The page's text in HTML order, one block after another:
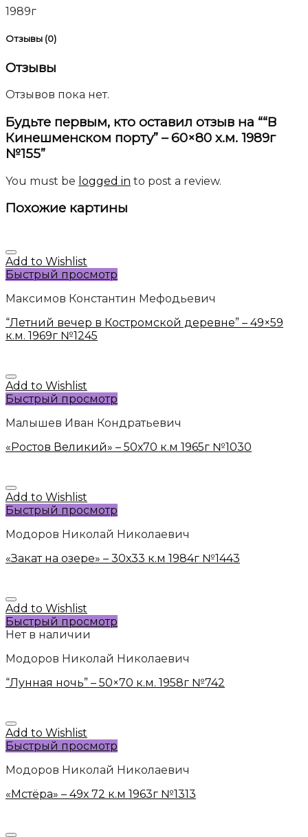
1989г
Отзывы (0)
Отзывы
Отзывов пока нет.
Будьте первым, кто оставил отзыв на ““В
Кинешменском порту” – 60×80 х.м. 1989г
№155”
You must be logged in to post a review.
Похожие картины
Add to Wishlist
Быстрый просмотр
Максимов Константин Мефодьевич
“Летний вечер в Костромской деревне” – 49×59
к.м. 1969г №1245
Add to Wishlist
Быстрый просмотр
Малышев Иван Кондратьевич
«Ростов Великий» – 50х70 к.м 1965г №1030
Add to Wishlist
Быстрый просмотр
Модоров Николай Николаевич
«Закат на озере» – 30х33 к.м 1984г №1443
Add to Wishlist
Быстрый просмотр
Нет в наличии
Модоров Николай Николаевич
“Лунная ночь” – 50×70 к.м. 1958г №742
Add to Wishlist
Быстрый просмотр
Модоров Николай Николаевич
«Мстёра» – 49х 72 к.м 1963г №1313